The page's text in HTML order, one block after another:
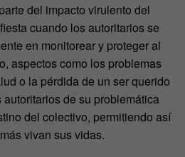
del impacto virulento del
cuando los autoritarios se
en monitorear y proteger al
aspectos como los problemas
o la pérdida de un ser querido
de su problemática
del colectivo, permitiendo así
vivan sus vidas.